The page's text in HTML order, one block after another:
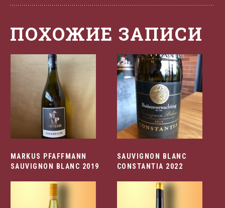
ПОХОЖИЕ ЗАПИСИ
MARKUS PFAFFMANN
SAUVIGNON BLANC 2019
SAUVIGNON BLANC
CONSTANTIA 2022